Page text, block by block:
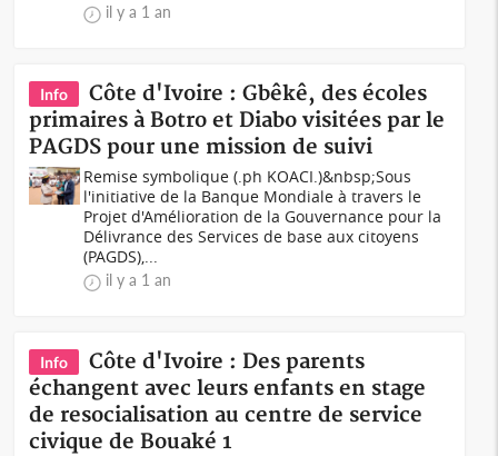
il y a 1 an
Info
Côte d'Ivoire : Gbêkê, des écoles
primaires à Botro et Diabo visitées par le
PAGDS pour une mission de suivi
Remise symbolique (.ph KOACI.)&nbsp;Sous
l'initiative de la Banque Mondiale à travers le
Projet d'Amélioration de la Gouvernance pour la
Délivrance des Services de base aux citoyens
(PAGDS),...
il y a 1 an
Info
Côte d'Ivoire : Des parents
échangent avec leurs enfants en stage
de resocialisation au centre de service
civique de Bouaké 1